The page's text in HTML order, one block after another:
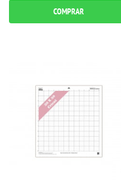
COMPRAR